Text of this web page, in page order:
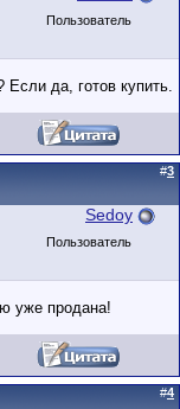
Пользователь
да, готов купить.
#3
Sedoy
Пользователь
уже продана!
#4